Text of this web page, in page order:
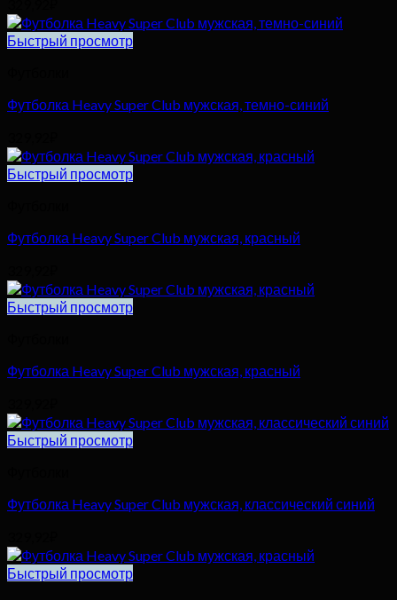
Быстрый просмотр
Футболка Heavy Super Club мужская, темно-синий
Быстрый просмотр
Футболка Heavy Super Club мужская, красный
Быстрый просмотр
Футболка Heavy Super Club мужская, красный
Быстрый просмотр
Футболка Heavy Super Club мужская, классический синий
Быстрый просмотр